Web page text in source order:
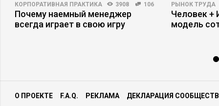
КОРПОРАТИВНАЯ ПРАКТИКА 3908 106
Почему наемный менеджер
всегда играет в свою игру
РЫНОК ТРУДА
Человек +
модель
О ПРОЕКТЕ F.A.Q. РЕКЛАМА ДЕКЛАРАЦИЯ